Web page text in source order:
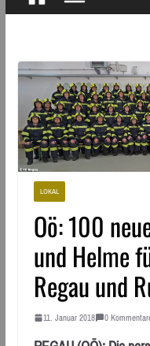
LOKAL
Oö: 100
und Helme
Regau und
11. Januar 2018 0